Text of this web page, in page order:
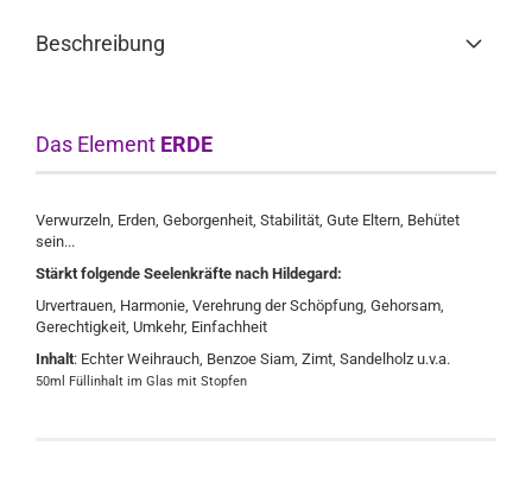
Beschreibung
Das Element ERDE
Verwurzeln, Erden, Geborgenheit, Stabilität, Gute Eltern, Behütet
sein...
Stärkt folgende Seelenkräfte nach Hildegard:
Urvertrauen, Harmonie, Verehrung der Schöpfung, Gehorsam,
Gerechtigkeit, Umkehr, Einfachheit
Inhalt: Echter Weihrauch, Benzoe Siam, Zimt, Sandelholz u.v.a.
50ml Füllinhalt im Glas mit Stopfen